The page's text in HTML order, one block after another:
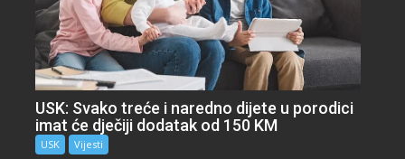
USK: Svako treće i naredno dijete u porodici
imat će dječiji dodatak od 150 KM
USK Vijesti